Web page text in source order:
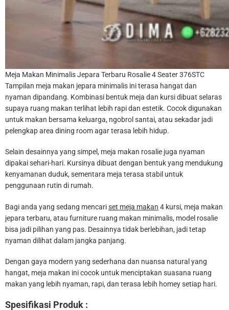
Meja Makan Minimalis Jepara Terbaru Rosalie 4 Seater 376STC
Tampilan meja makan jepara minimalis ini terasa hangat dan
nyaman dipandang. Kombinasi bentuk meja dan kursi dibuat selaras
supaya ruang makan terlihat lebih rapi dan estetik. Cocok digunakan
untuk makan bersama keluarga, ngobrol santai, atau sekadar jadi
pelengkap area dining room agar terasa lebih hidup.
Selain desainnya yang simpel, meja makan rosalie juga nyaman
dipakai sehari-hari. Kursinya dibuat dengan bentuk yang mendukung
kenyamanan duduk, sementara meja terasa stabil untuk
penggunaan rutin di rumah.
Bagi anda yang sedang mencariset meja makan 4 kursi, meja makan
jepara terbaru, atau furniture ruang makan minimalis, model rosalie
bisa jadi pilihan yang pas. Desainnya tidak berlebihan, jadi tetap
nyaman dilihat dalam jangka panjang.
Dengan gaya modern yang sederhana dan nuansa natural yang
hangat, meja makan ini cocok untuk menciptakan suasana ruang
makan yang lebih nyaman, rapi, dan terasa lebih homey setiap hari.
Spesifikasi Produk :